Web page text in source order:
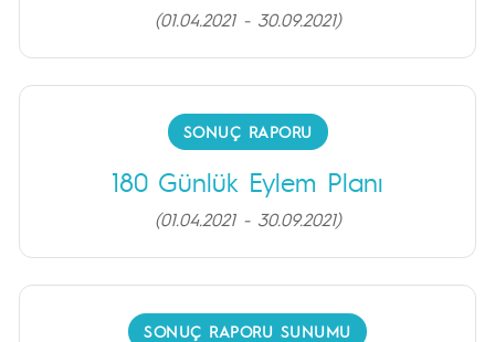
(01.04.2021 - 30.09.2021)
SONUÇ RAPORU
180 Günlük Eylem Planı
(01.04.2021 - 30.09.2021)
SONUÇ RAPORU SUNUMU